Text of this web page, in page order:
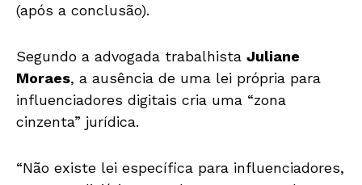
(após a conclusão).
Segundo a advogada trabalhista Juliane
Moraes, a ausência de uma lei própria para
influenciadores digitais cria uma “zona
cinzenta” jurídica.
“Não existe lei específica para influenciadores,